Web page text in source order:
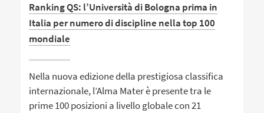
Ranking QS: l’Università di Bologna prima in
Italia per numero di discipline nella top 100
mondiale
Nella nuova edizione della prestigiosa classifica
internazionale, l’Alma Mater è presente tra le
prime 100 posizioni a livello globale con 21